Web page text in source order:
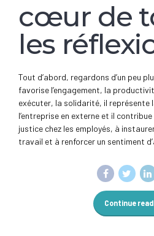
cœur de
les
Tout d’abord, regardons d’un peu
favorise l’engagement, la
exécuter, la solidarité, il représente
l’entreprise en externe et il
justice chez les employés, à
travail et à renforcer un sentiment
Continue